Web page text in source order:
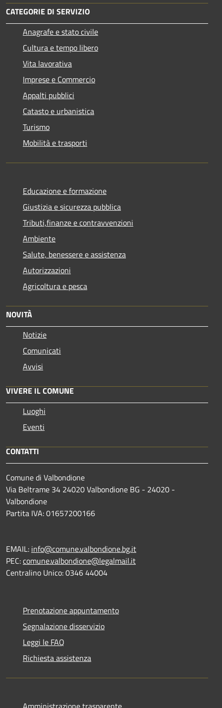
CATEGORIE DI SERVIZIO
Anagrafe e stato civile
Cultura e tempo libero
Vita lavorativa
Imprese e Commercio
Appalti pubblici
Catasto e urbanistica
Turismo
Mobilità e trasporti
Educazione e formazione
Giustizia e sicurezza pubblica
Tributi,finanze e contravvenzioni
Ambiente
Salute, benessere e assistenza
Autorizzazioni
Agricoltura e pesca
NOVITÀ
Notizie
Comunicati
Avvisi
VIVERE IL COMUNE
Luoghi
Eventi
CONTATTI
Comune di Valbondione
Via Beltrame 34 24020 Valbondione BG - 24020 -
Valbondione
Partita IVA: 01657200166
EMAIL: info@comune.valbondione.bg.it
PEC:comune.valbondione@legalmail.it
Centralino Unico: 0346 44004
Prenotazione appuntamento
Segnalazione disservizio
Leggi le FAQ
Richiesta assistenza